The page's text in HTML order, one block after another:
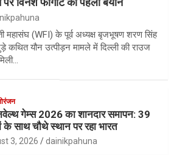
महासंघ (WFI) के पूर्व अध्यक्ष बृजभूषण शरण सिंह
कथित यौन उत्पीड़न मामले में दिल्ली की राउज
गेम्स 2026 का शानदार समापन: 39
के साथ चौथे स्थान पर रहा भारत
3, 2026 dainikpahuna